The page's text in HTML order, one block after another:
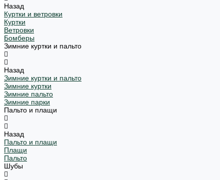
Назад
Куртки и ветровки
Куртки
Ветровки
Бомберы
Зимние куртки и пальто
Назад
Зимние куртки и пальто
Зимние куртки
Зимние пальто
Зимние парки
Пальто и плащи
Назад
Пальто и плащи
Плащи
Пальто
Шубы